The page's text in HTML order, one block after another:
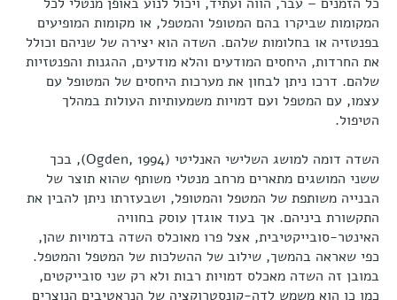
המקומות שביקרו בהם המטופל והמטפל, או מקומות המופיעים
בפנטזיה או בחלומות שלהם. השדה הוא יצירה של שניהם וכולל
את החרדות, היחסים המודעים והלא מודעים, ההגנות והפנטזיות
שלהם. דרכו ניתן לבחון את מערכות היחסים של המטופל עם
עצמו, עם המטפל ועם דמויות משמעותיות העולות במהלך
הטיפול.
השדה דומה למושג השלישי האנליטי (Ogden, 1994), בכך
ששני המושגים מתארים מרחב מנטלי משותף שהוא תוצר של
הבנייה משותפת של המטפל והמטופל, ושבעזרתו ניתן להבין את
התקשורת ביניהם. אך בעוד אוגדן עוסק בחוויה
האינטר-סובייקטיבית, אצל פרו מאוכלס השדה בדמויות שהן,
כפי שאראה בהמשך, שילוב של ההשלכות של המטפל והמטפל.
במובן זה השדה מאכלס דמויות רבות ולא רק שני סובייקטים,
כמו כן הוא משמש לדה-קונסטרוקציה של הנראטיבים הנוצרים